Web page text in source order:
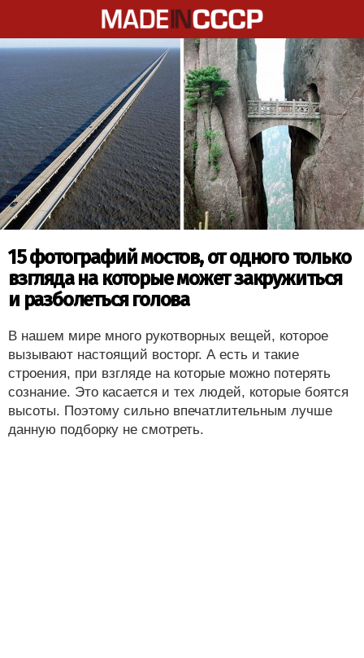
15 фотографий мостов, от одного только
взгляда на которые может закружиться
и разболеться голова
В нашем мире много рукотворных вещей, которое
вызывают настоящий восторг. А есть и такие
строения, при взгляде на которые можно потерять
сознание. Это касается и тех людей, которые боятся
высоты. Поэтому сильно впечатлительным лучше
данную подборку не смотреть.